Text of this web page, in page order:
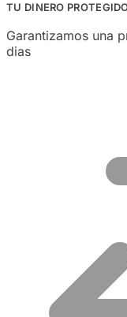
TU DINERO
Garantizamos una
dias